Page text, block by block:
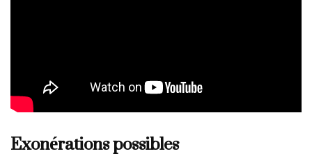
Exonérations possibles